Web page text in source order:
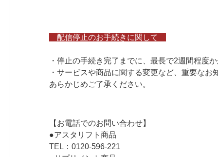
配信停止のお手続きに関して
・停止の手続き完了までに、最長で2週間程度
・サービスや商品に関する変更など、重要な
あらかじめご了承ください。
【お電話でのお問い合わせ】
●アスタリフト商品
TEL：0120-596-221